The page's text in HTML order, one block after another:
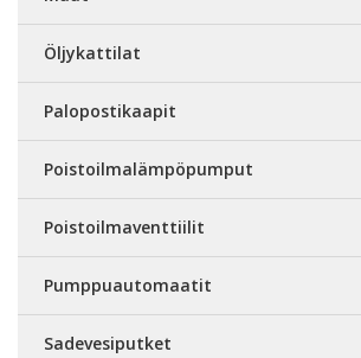
Öljykattilat
Palopostikaapit
Poistoilmalämpöpumput
Poistoilmaventtiilit
Pumppuautomaatit
Sadevesiputket